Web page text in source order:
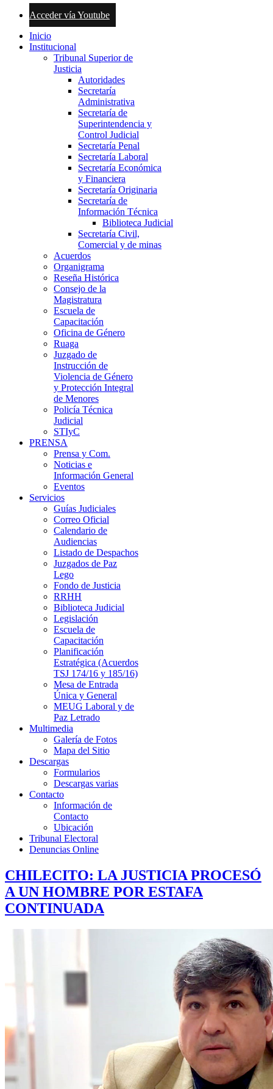
Acceder vía Youtube
Inicio
Institucional
Tribunal Superior de
Justicia
Autoridades
Secretaría
Administrativa
Secretaría de
Superintendencia y
Control Judicial
Secretaría Penal
Secretaría Laboral
Secretaría Económica
y Financiera
Secretaría Originaria
Secretaría de
Información Técnica
Biblioteca Judicial
Secretaría Civil,
Comercial y de minas
Acuerdos
Organigrama
Reseña Histórica
Consejo de la
Magistratura
Escuela de
Capacitación
Oficina de Género
Ruaga
Juzgado de
Instrucción de
Violencia de Género
y Protección Integral
de Menores
Policía Técnica
Judicial
STIyC
PRENSA
Prensa y Com.
Noticias e
Información General
Eventos
Servicios
Guías Judiciales
Correo Oficial
Calendario de
Audiencias
Listado de Despachos
Juzgados de Paz
Lego
Fondo de Justicia
RRHH
Biblioteca Judicial
Legislación
Escuela de
Capacitación
Planificación
Estratégica (Acuerdos
TSJ 174/16 y 185/16)
Mesa de Entrada
Única y General
MEUG Laboral y de
Paz Letrado
Multimedia
Galería de Fotos
Mapa del Sitio
Descargas
Formularios
Descargas varias
Contacto
Información de
Contacto
Ubicación
Tribunal Electoral
Denuncias Online
CHILECITO: LA JUSTICIA PROCESÓ
A UN HOMBRE POR ESTAFA
CONTINUADA